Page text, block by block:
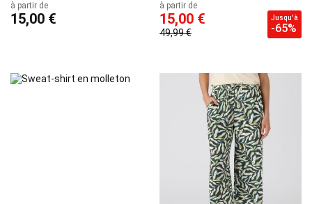
à partir de
15,00 €
à partir de
15,00 €
49,99 €
Jusqu'à
-65%